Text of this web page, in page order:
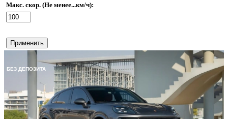
Макс. скор. (Не менее...км/ч):
Применить
БЕЗ ДЕПОЗИТА